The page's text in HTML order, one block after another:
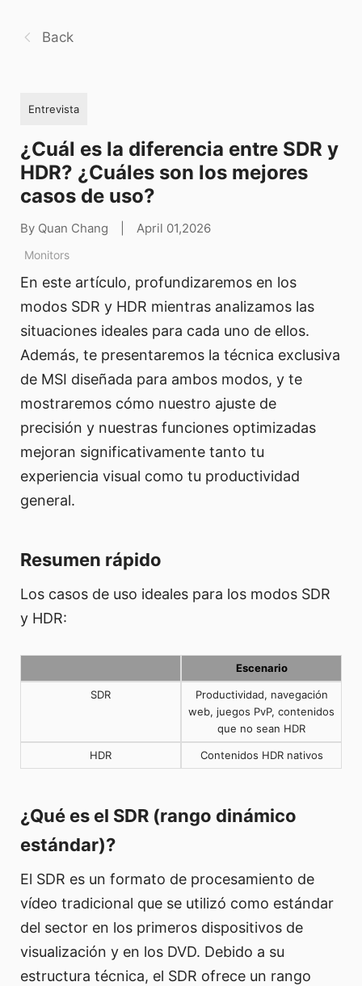
Back
Entrevista
¿Cuál es la diferencia entre SDR y
HDR? ¿Cuáles son los mejores
casos de uso?
By Quan Chang April 01,2026
Monitors
En este artículo, profundizaremos en los
modos SDR y HDR mientras analizamos las
situaciones ideales para cada uno de ellos.
Además, te presentaremos la técnica exclusiva
de MSI diseñada para ambos modos, y te
mostraremos cómo nuestro ajuste de
precisión y nuestras funciones optimizadas
mejoran significativamente tanto tu
experiencia visual como tu productividad
general.
Resumen rápido
Los casos de uso ideales para los modos SDR
y HDR:
Escenario
SDR
Productividad, navegación
web, juegos PvP, contenidos
que no sean HDR
HDR Contenidos HDR nativos
¿Qué es el SDR (rango dinámico
estándar)?
El SDR es un formato de procesamiento de
vídeo tradicional que se utilizó como estándar
del sector en los primeros dispositivos de
visualización y en los DVD. Debido a su
estructura técnica, el SDR ofrece un rango